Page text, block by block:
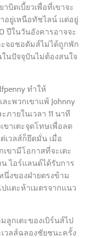
บิดเบี้ยวเพื่อที่เขาจะ
อยู่เหนือทัชไลน์ แต่อยู่
ปีในวันอังคารอาจจะ
ะจอชอดัมส์ไม่ได้ถูกพัก
นปัจจุบันไม่ต้องสนใจ
ทำให้
ะพวกเขาแพ้ Johnny
ภายในเวลา 11 นาที
าเตะจุดโทษเพื่อลด
เวลส์ก็ยึดมั่น เมื่อ
ขามีโอกาสที่จะเตะ
ไอร์แลนด์ได้รับการ
งของฝ่ายตรงข้าม
ปแตะห้าเมตรจากแนว
ลูกเตะของเบิร์นส์ไป
วลส์ฉลองชัยชนะครั้ง